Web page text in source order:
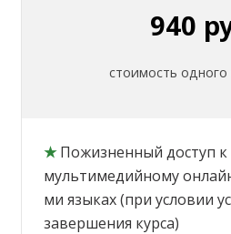
940
стоимость
★ Пожизненный доступ к
мультимедийному
ми языках (при условии
завершения курса)